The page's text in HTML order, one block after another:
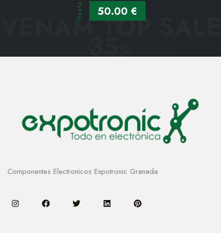
Hasta 50.00 €
VENAM TOP SALE
35
Componentes Electronicos Expotronic Granada